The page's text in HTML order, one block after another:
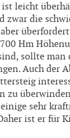
leicht
zwar die
Hm
sollte man
Auch der
zu
sehr
ist er für